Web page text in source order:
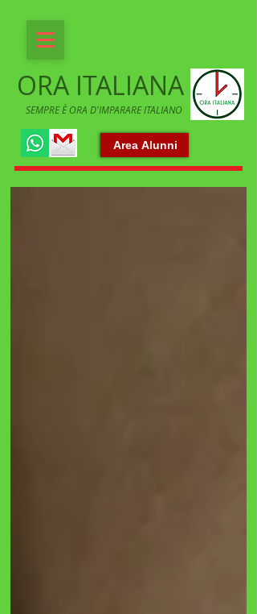
ORA ITALIANA
SEMPRE È ORA D'IMPARARE ITALIANO
Area Alunni